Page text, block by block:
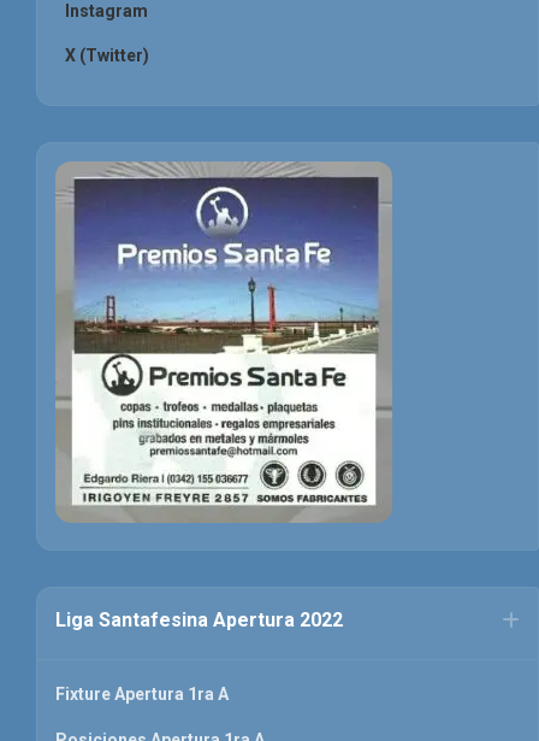
Instagram
X (Twitter)
Liga Santafesina Apertura 2022
Fixture Apertura 1ra A